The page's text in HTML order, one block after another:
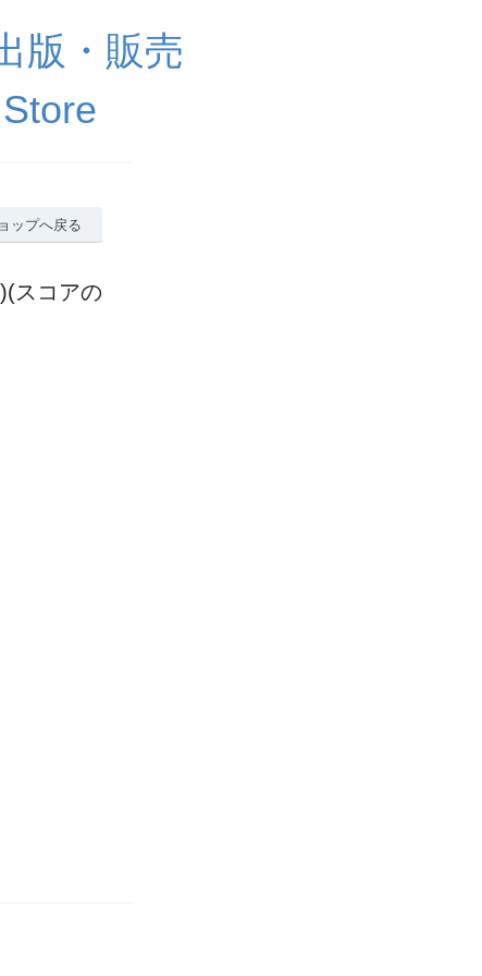
版・販売
ップへ戻る
スコアの